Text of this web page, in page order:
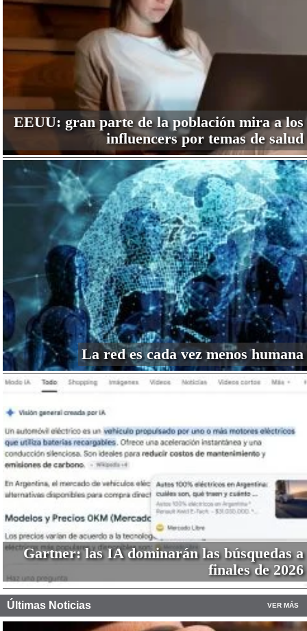
EEUU: gran parte de la población mira a los
influencers por temas de salud
La red es cada vez menos humana
Gartner: las IA dominarán las búsquedas a
finales de 2026
Últimas Noticias VER MÁS